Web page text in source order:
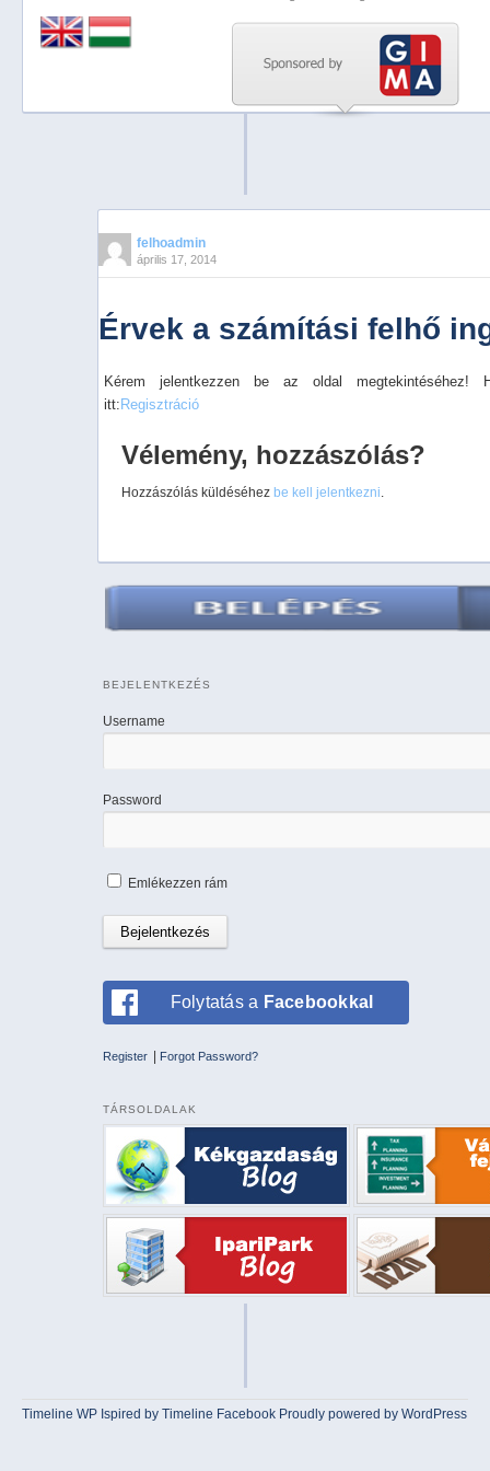
felhoadmin
április 17, 2014
Érvek a számítási felhő
Kérem jelentkezzen be az oldal megtekintéséhez!
itt: Regisztráció
Vélemény, hozzászólás?
Hozzászólás küldéséhez be kell jelentkezni.
BEJELENTKEZÉS
Username
Password
Emlékezzen rám
Folytatás a Facebookkal
Register Forgot Password?
TÁRSOLDALAK
Timeline WP Ispired byTimeline Facebook Proudly powered by WordPress